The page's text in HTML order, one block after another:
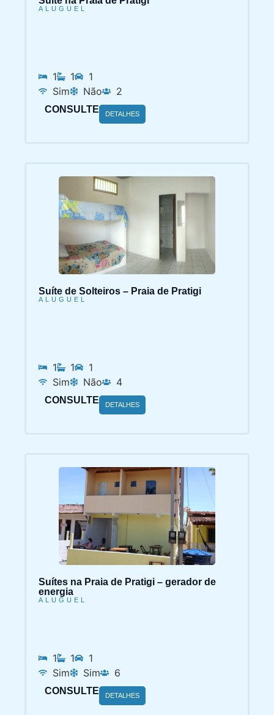
ALUGUEL
1 1
1
Sim
Não 2
CONSULTE DETALHES
Suíte de Solteiros – Praia de Pratigi
ALUGUEL
1 1
1
Sim
Não 4
CONSULTE DETALHES
Suítes na Praia de Pratigi – gerador de
energia
ALUGUEL
1 1
1
Sim
Sim 6
CONSULTE DETALHES